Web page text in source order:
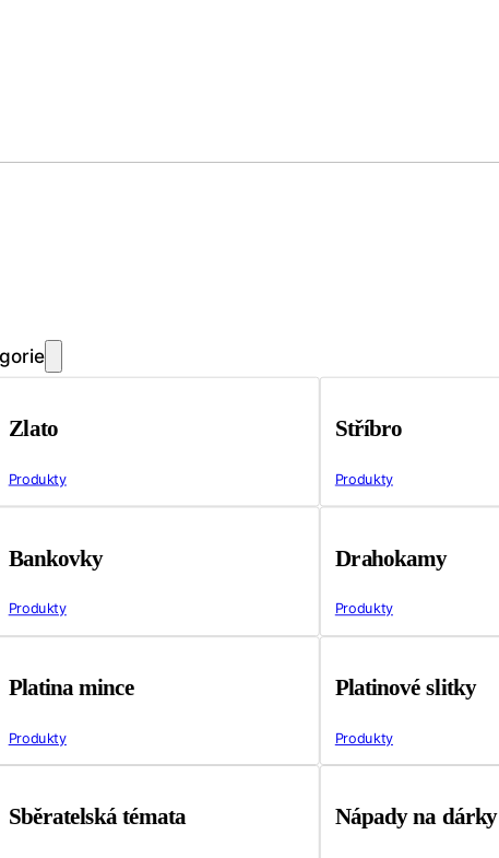
Zlato
Produkty
Stříbro
Produkty
Bankovky
Produkty
Drahokamy
Produkty
Platina mince
Produkty
Platinové slitky
Produkty
Sběratelská témata Nápady na dárky